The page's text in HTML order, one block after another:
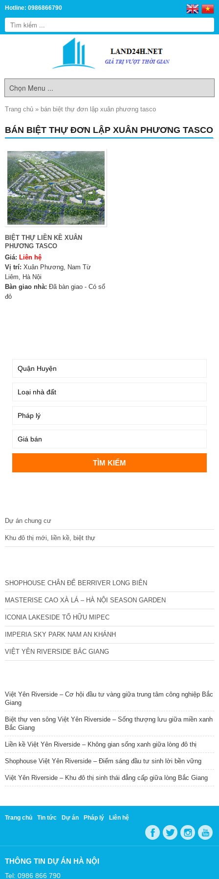
Hotline: 0986866790
Trang chủ » bán biệt thự đơn lập xuân phương tasco
BÁN BIỆT THỰ ĐƠN LẬP XUÂN PHƯƠNG TASCO
BIỆT THỰ LIỀN KỀ XUÂN
PHƯƠNG TASCO
Giá: Liên hệ
Vị trí: Xuân Phương, Nam Từ
Liêm, Hà Nội
Bàn giao nhà: Đã bàn giao - Có sổ
đỏ
Dự án chung cư
Khu đô thị mới, liền kề, biệt thự
SHOPHOUSE CHÂN ĐẾ BERRIVER LONG BIÊN
MASTERISE CAO XÀ LÁ – HÀ NỘI SEASON GARDEN
ICONIA LAKESIDE TỐ HỮU MIPEC
IMPERIA SKY PARK NAM AN KHÁNH
VIỆT YÊN RIVERSIDE BẮC GIANG
Việt Yên Riverside – Cơ hội đầu tư vàng giữa trung tâm công nghiệp Bắc
Giang
Biệt thự ven sông Việt Yên Riverside – Sống thượng lưu giữa miền xanh
Bắc Giang
Liền kề Việt Yên Riverside – Không gian sống xanh giữa lòng đô thị
Shophouse Việt Yên Riverside – Điểm sáng đầu tư sinh lời bền vững
Việt Yên Riverside – Khu đô thị sinh thái đẳng cấp giữa lòng Bắc Giang
Trang chủ Tin tức Dự án Pháp lý Liên hệ
THÔNG TIN DỰ ÁN HÀ NỘI
Tel: 0986 866 790